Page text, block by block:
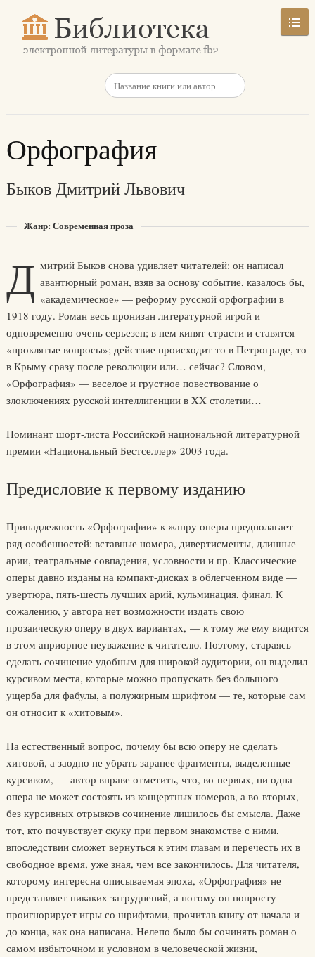
Орфография
Быков Дмитрий Львович
Жанр: Современная проза
Д митрий Быков снова удивляет читателей: он написал
авантюрный роман, взяв за основу событие, казалось бы,
«академическое» — реформу русской орфографии в
1918 году. Роман весь пронизан литературной игрой и
одновременно очень серьезен; в нем кипят страсти и ставятся
«проклятые вопросы»; действие происходит то в Петрограде, то
в Крыму сразу после революции или… сейчас? Словом,
«Орфография» — веселое и грустное повествование о
злоключениях русской интеллигенции в XX столетии…
Номинант шорт-листа Российской национальной литературной
премии «Национальный Бестселлер» 2003 года.
Предисловие к первому изданию
Принадлежность «Орфографии» к жанру оперы предполагает
ряд особенностей: вставные номера, дивертисменты, длинные
арии, театральные совпадения, условности и пр. Классические
оперы давно изданы на компакт-дисках в облегченном виде —
увертюра, пять-шесть лучших арий, кульминация, финал. К
сожалению, у автора нет возможности издать свою
прозаическую оперу в двух вариантах, — к тому же ему видится
в этом априорное неуважение к читателю. Поэтому, стараясь
сделать сочинение удобным для широкой аудитории, он выделил
курсивом места, которые можно пропускать без большого
ущерба для фабулы, а полужирным шрифтом — те, которые сам
он относит к «хитовым».
На естественный вопрос, почему бы всю оперу не сделать
хитовой, а заодно не убрать заранее фрагменты, выделенные
курсивом, — автор вправе отметить, что, во-первых, ни одна
опера не может состоять из концертных номеров, а во-вторых,
без курсивных отрывков сочинение лишилось бы смысла. Даже
тот, кто почувствует скуку при первом знакомстве с ними,
впоследствии сможет вернуться к этим главам и перечесть их в
свободное время, уже зная, чем все закончилось. Для читателя,
которому интересна описываемая эпоха, «Орфография» не
представляет никаких затруднений, а потому он попросту
проигнорирует игры со шрифтами, прочитав книгу от начала и
до конца, как она написана. Нелепо было бы сочинять роман о
самом избыточном и условном в человеческой жизни,